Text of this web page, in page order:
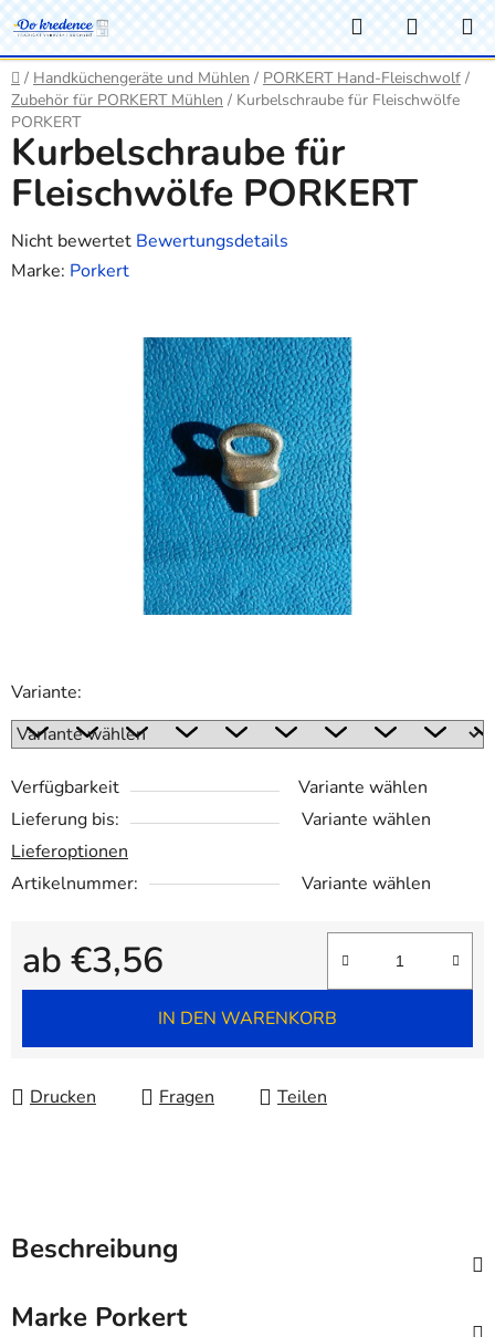
Zum
Inhalt
springen
Suchen
Startseite
/ Handküchengeräte und Mühlen / PORKERT Hand-Fleischwolf /
Zubehör für PORKERT Mühlen / Kurbelschraube für Fleischwölfe
PORKERT
Variante:
Verfügbarkeit
Variante wählen
Lieferung bis:
Variante wählen
Lieferoptionen
Artikelnummer:
Variante wählen
ab €3,56
Verkaufspreis:
IN DEN WARENKORB
Drucken Fragen Teilen
Kurbelschraube für
Fleischwölfe PORKERT
Die
durchschnittliche
Nicht bewertet Bewertungsdetails
Marke: Porkert
Beschreibung
Marke Porkert